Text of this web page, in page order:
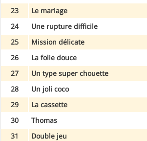
23
Le mariage
24
Une rupture difficile
25
Mission délicate
26
La folie douce
27
Un type super chouette
28
Un joli coco
29
La cassette
30
Thomas
31
Double jeu